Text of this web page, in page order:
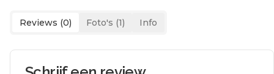
Reviews (0) Foto's (1) Info